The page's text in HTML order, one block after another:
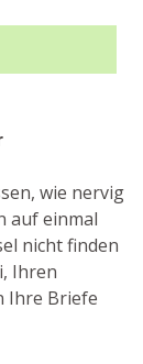
wie nervig
auf einmal
nicht finden
Ihren
Ihre Briefe